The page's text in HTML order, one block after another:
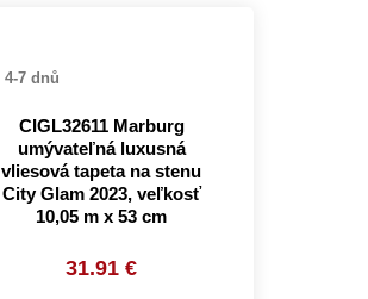
4-7 dnů
CIGL32611 Marburg
umývateľná luxusná
vliesová tapeta na stenu
City Glam 2023, veľkosť
10,05 m x 53 cm
31.91 €